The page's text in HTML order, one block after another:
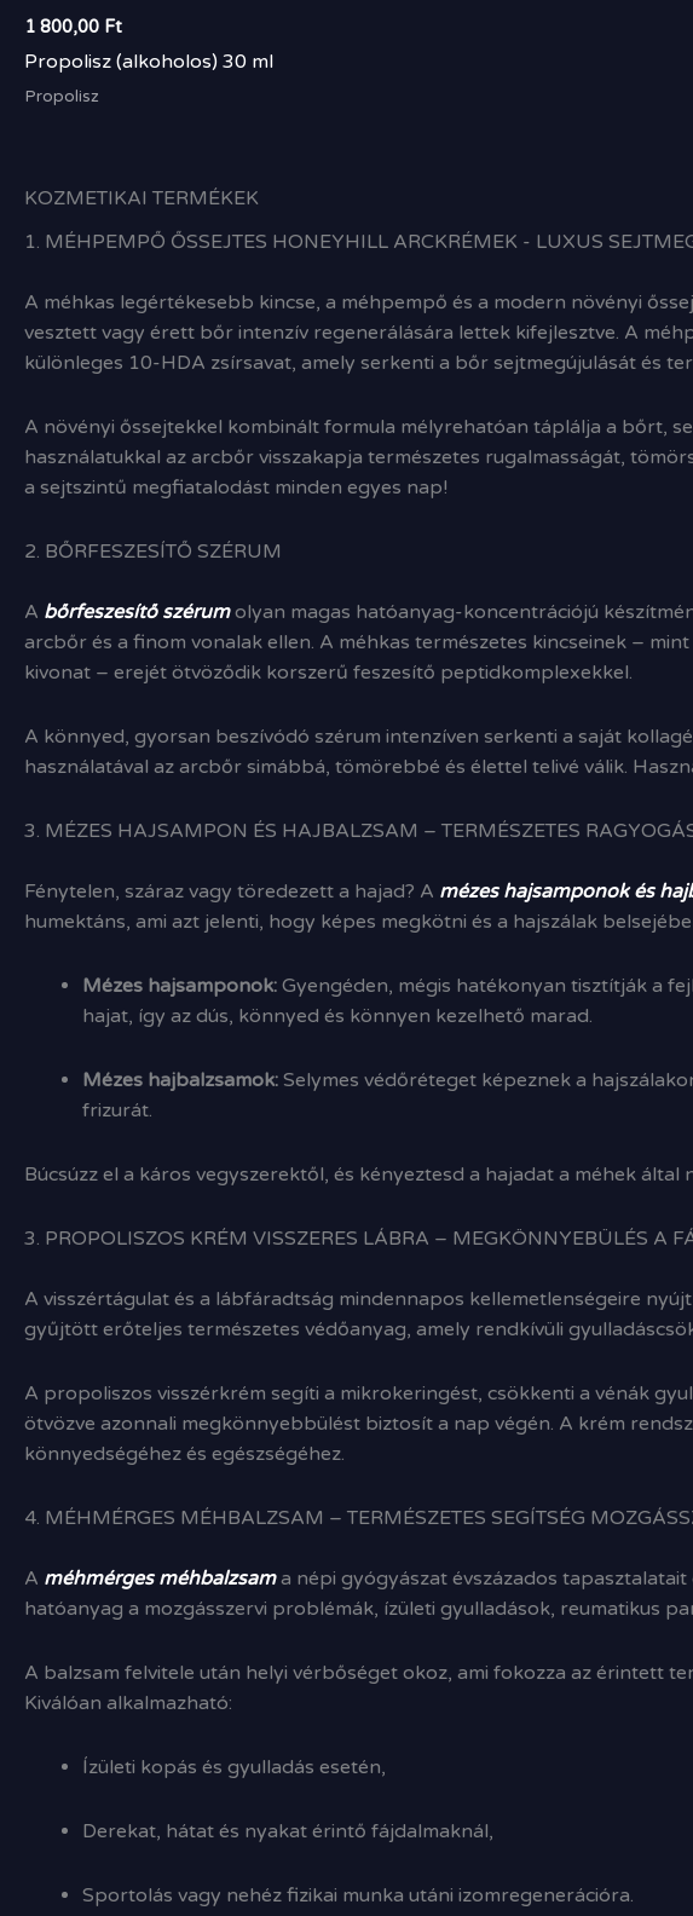
1 800,00 Ft
Propolisz (alkoholos) 30 ml
Propolisz
KOZMETIKAI TERMÉKEK
1. MÉHPEMPŐ ŐSSEJTES HONEYHILL ARCKRÉMEK - LUXUS
A méhkas legértékesebb kincse, a méhpempő és a modern növényi
vesztett vagy érett bőr intenzív regenerálására lettek kifejlesztve. A
különleges 10-HDA zsírsavat, amely serkenti a bőr sejtmegújulását és
A növényi őssejtekkel kombinált formula mélyrehatóan táplálja a bőrt,
használatukkal az arcbőr visszakapja természetes rugalmasságát,
a sejtszintű megfiatalodást minden egyes nap!
2. BŐRFESZESÍTŐ SZÉRUM
A bőrfeszesítő szérumolyan magas hatóanyag-koncentrációjú
arcbőr és a finom vonalak ellen. A méhkas természetes kincseinek –
kivonat – erejét ötvöződik korszerű feszesítő peptidkomplexekkel.
A könnyed, gyorsan beszívódó szérum intenzíven serkenti a saját
használatával az arcbőr simábbá, tömörebbé és élettel telivé válik.
3. MÉZES HAJSAMPON ÉS HAJBALZSAM – TERMÉSZETES
Fénytelen, száraz vagy töredezett a hajad? A mézes hajsamponok és
humektáns, ami azt jelenti, hogy képes megkötni és a hajszálak
Mézes hajsamponok: Gyengéden, mégis hatékonyan tisztítják a
hajat, így az dús, könnyed és könnyen kezelhető marad.
Mézes hajbalzsamok: Selymes védőréteget képeznek a
frizurát.
Búcsúzz el a káros vegyszerektől, és kényeztesd a hajadat a méhek
3. PROPOLISZOS KRÉM VISSZERES LÁBRA – MEGKÖNNYEBÜLÉS A
A visszértágulat és a lábfáradtság mindennapos kellemetlenségeire
gyűjtött erőteljes természetes védőanyag, amely rendkívüli
A propoliszos visszérkrém segíti a mikrokeringést, csökkenti a vénák
ötvözve azonnali megkönnyebbülést biztosít a nap végén. A krém
könnyedségéhez és egészségéhez.
4. MÉHMÉRGES MÉHBALZSAM – TERMÉSZETES SEGÍTSÉG
A méhmérges méhbalzsam a népi gyógyászat évszázados
hatóanyag a mozgásszervi problémák, ízületi gyulladások, reumatikus
A balzsam felvitele után helyi vérbőséget okoz, ami fokozza az érintett
Kiválóan alkalmazható:
Ízületi kopás és gyulladás esetén,
Derekat, hátat és nyakat érintő fájdalmaknál,
Sportolás vagy nehéz fizikai munka utáni izomregenerációra.